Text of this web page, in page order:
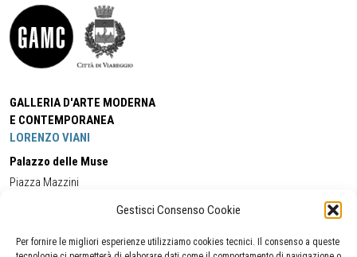
Gestisci Consenso Cookie
Per fornire le migliori esperienze utilizziamo cookies tecnici. Il consenso a queste
GALLERIA D'ARTE MODERNA
E CONTEMPORANEA
LORENZO VIANI
Palazzo delle Muse
Piazza Mazzini
Cell:+39 338 5714978 (orario apertura Galleria)
Tel:
+39 0584 944580
(orario 09.00/13.00)
Email:gamc@comune.viareggio.lu.it